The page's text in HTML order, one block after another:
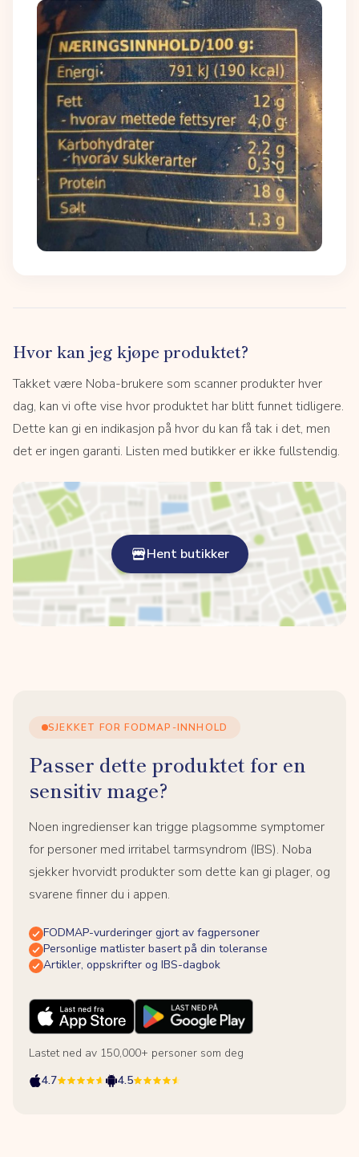
Hvor kan jeg kjøpe produktet?
Takket være Noba-brukere som scanner produkter hver
dag, kan vi ofte vise hvor produktet har blitt funnet tidligere.
Dette kan gi en indikasjon på hvor du kan få tak i det, men
det er ingen garanti. Listen med butikker er ikke fullstendig.
Hent butikker
SJEKKET FOR FODMAP-INNHOLD
Passer dette produktet for en
sensitiv mage?
Noen ingredienser kan trigge plagsomme symptomer
for personer med irritabel tarmsyndrom (IBS). Noba
sjekker hvorvidt produkter som dette kan gi plager, og
svarene finner du i appen.
FODMAP-vurderinger gjort av fagpersoner
Personlige matlister basert på din toleranse
Artikler, oppskrifter og IBS-dagbok
Lastet ned av 150,000+ personer som deg
4.7
4.5